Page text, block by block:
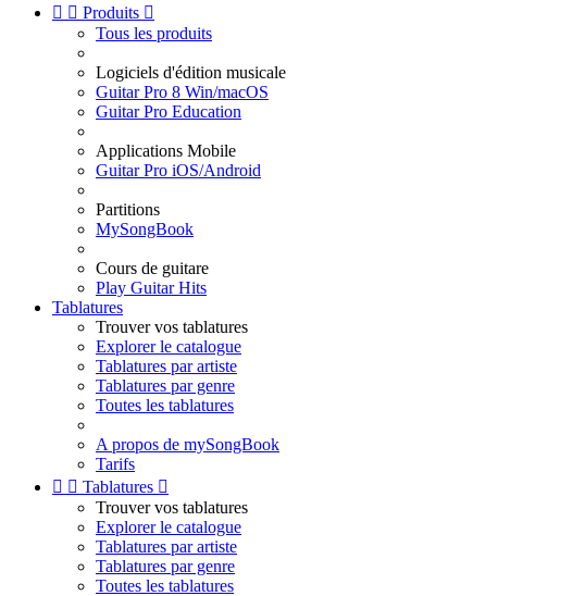
  Produits 
Tous les produits
Logiciels d'édition musicale
Guitar Pro 8 Win/macOS
Guitar Pro Education
Applications Mobile
Guitar Pro iOS/Android
Partitions
MySongBook
Cours de guitare
Play Guitar Hits
Tablatures
Trouver vos tablatures
Explorer le catalogue
Tablatures par artiste
Tablatures par genre
Toutes les tablatures
A propos de mySongBook
Tarifs
  Tablatures 
Trouver vos tablatures
Explorer le catalogue
Tablatures par artiste
Tablatures par genre
Toutes les tablatures